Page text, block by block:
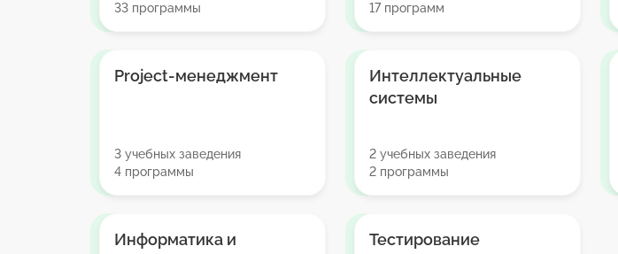
33 программы
17 программ
Project-менеджмент
3 учебных заведения
4 программы
Интеллектуальные
системы
2 учебных заведения
2 программы
Информатика и
Тестирование